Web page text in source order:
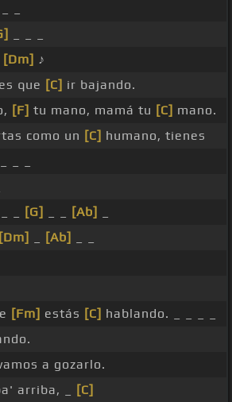
[Dm] ♪
que [C] ir bajando.
[F] tu mano, mamá tu [C] mano.
como un [C] humano, tienes
_ _
[G] [Ab]
[Dm] [Ab]
[Fm] estás [C] hablando. _ _ _ _
a gozarlo.
arriba, _
[C]